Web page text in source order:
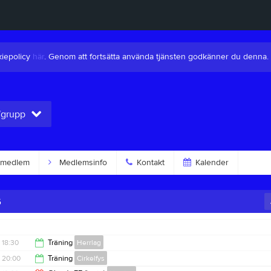
här. Genom att fortsätta använda tjänsten godkänner du denna.
Medlemsinfo Kontakt Kalender
18:30 Träning Herrlag
20:00 Träning Cirkelfys